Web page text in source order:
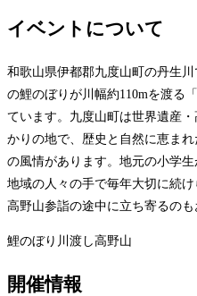
イベントについて
和歌山県伊都郡九度山町の丹生
の鯉のぼりが川幅約110mを渡る
ています。九度山町は世界遺産
かりの地で、歴史と自然に恵ま
の風情があります。地元の小学
地域の人々の手で毎年大切に続
高野山参詣の途中に立ち寄るのも
鯉のぼり 川渡し高野山
開催情報